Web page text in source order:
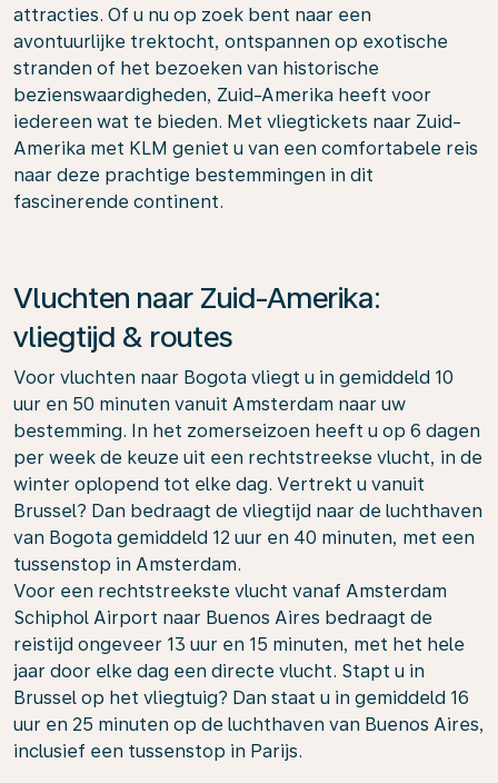
attracties. Of u nu op zoek bent naar een
avontuurlijke trektocht, ontspannen op exotische
stranden of het bezoeken van historische
bezienswaardigheden, Zuid-Amerika heeft voor
iedereen wat te bieden. Met vliegtickets naar Zuid-
Amerika met KLM geniet u van een comfortabele reis
naar deze prachtige bestemmingen in dit
fascinerende continent.
Vluchten naar Zuid-Amerika:
vliegtijd & routes
Voor vluchten naar Bogota vliegt u in gemiddeld 10
uur en 50 minuten vanuit Amsterdam naar uw
bestemming. In het zomerseizoen heeft u op 6 dagen
per week de keuze uit een rechtstreekse vlucht, in de
winter oplopend tot elke dag. Vertrekt u vanuit
Brussel? Dan bedraagt de vliegtijd naar de luchthaven
van Bogota gemiddeld 12 uur en 40 minuten, met een
tussenstop in Amsterdam.
Voor een rechtstreekste vlucht vanaf Amsterdam
Schiphol Airport naar Buenos Aires bedraagt de
reistijd ongeveer 13 uur en 15 minuten, met het hele
jaar door elke dag een directe vlucht. Stapt u in
Brussel op het vliegtuig? Dan staat u in gemiddeld 16
uur en 25 minuten op de luchthaven van Buenos Aires,
inclusief een tussenstop in Parijs.